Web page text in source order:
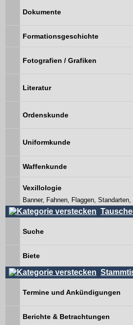
Dokumente
Formationsgeschichte
Fotografien / Grafiken
Literatur
Ordenskunde
Uniformkunde
Waffenkunde
Vexillologie
Banner, Fahnen, Flaggen, Standarten,
Suche
Biete
Termine und Ankündigungen
Berichte & Betrachtungen